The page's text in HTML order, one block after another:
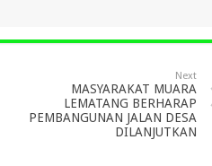
Next
MASYARAKAT MUARA
LEMATANG BERHARAP
PEMBANGUNAN JALAN DESA
DILANJUTKAN